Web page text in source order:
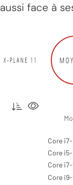
aussi face à